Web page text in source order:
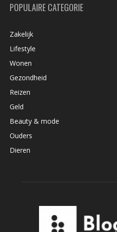
POPULAIRE CATEGORIE
Zakelijk
Lifestyle
Wonen
Gezondheid
Reizen
Geld
Beauty & mode
Ouders
Dieren